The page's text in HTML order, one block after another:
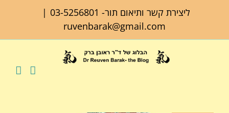
ליצירת קשר ותיאום תור- 03-5256801
|
ruvenbarak@gmail.com